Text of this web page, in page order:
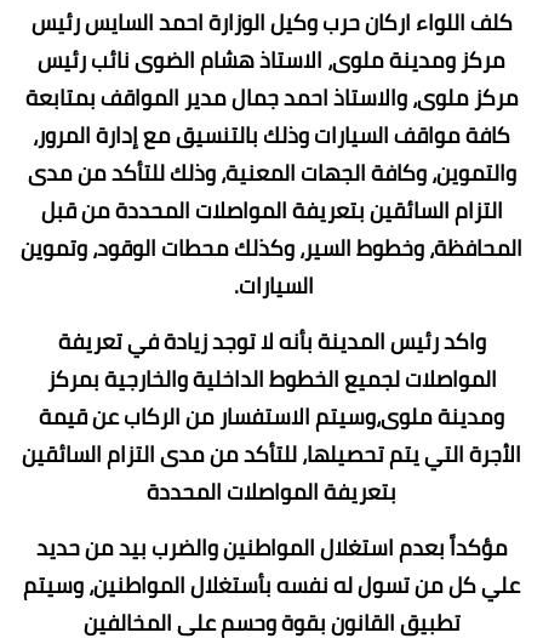
كلف اللواء اركان حرب وكيل الوزارة احمد السايس رئيس
مركز ومدينة ملوى، الاستاذ هشام الضوى نائب رئيس
مركز ملوى، والاستاذ احمد جمال مدير المواقف بمتابعة
كافة مواقف السيارات وذلك بالتنسيق مع إدارة المرور،
والتموين، وكافة الجهات المعنية، وذلك للتأكد من مدى
التزام السائقين بتعريفة المواصلات المحددة من قبل
المحافظة، وخطوط السير، وكذلك محطات الوقود، وتموين
السيارات.
واكد رئيس المدينة بأنه لا توجد زيادة في تعريفة
المواصلات لجميع الخطوط الداخلية والخارجية بمركز
ومدينة ملوى،وسيتم الاستفسار من الركاب عن قيمة
الأجرة التي يتم تحصيلها، للتأكد من مدى التزام السائقين
بتعريفة المواصلات المحددة
مؤكداً بعدم استغلال المواطنين والضرب بيد من حديد
علي كل من تسول له نفسه بأستغلال المواطنين، وسيتم
تطبيق القانون بقوة وحسم على المخالفين